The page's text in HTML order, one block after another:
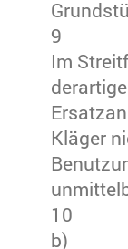
9
Im
Kläger
10
b)